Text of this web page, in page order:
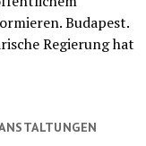
Budapest.
Regierung hat